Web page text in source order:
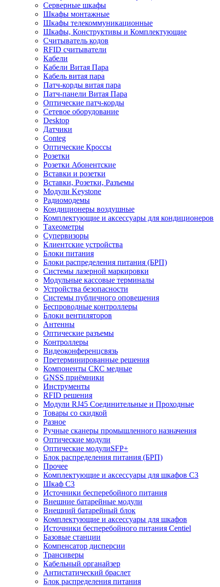
Серверные шкафы
Шкафы монтажные
Шкафы телекоммуникационные
Шкафы, Конструктивы и Комплектующие
Считыватель кодов
RFID считыватели
Кабели
Кабели Витая Пара
Кабель витая пара
Патч-корды витая пара
Патч-панели Витая Пара
Оптические патч-корды
Сетевое оборудование
Desktop
Датчики
Conteg
Оптические Кроссы
Розетки
Розетки Абонентские
Вставки и розетки
Вставки, Розетки, Разъемы
Модули Keystone
Радиомодемы
Кондиционеры воздушные
Комплектующие и аксессуары для кондиционеров
Тахеометры
Супервизоры
Клиентские устройства
Блоки питания
Блоки распределения питания (БРП)
Системы лазерной маркировки
Модульные кассовые терминалы
Устройства безопасности
Системы публичного оповещения
Беспроводные контроллеры
Блоки вентиляторов
Антенны
Оптические разъемы
Контроллеры
Видеоконференцсвязь
Претерминированные решения
Компоненты СКС медные
GNSS приёмники
Инструменты
RFID решения
Модули RJ45 Соединительные и Проходные
Товары со скидкой
Разное
Ручные сканеры промышленного назначения
Оптические модули
Оптические модулиSFP+
Блок распределения питания (БРП)
Прочее
Комплектующие и аксессуары для шкафов C3
Шкаф C3
Источники бесперебойного питания
Внешние батарейные модули
Внешний батарейный блок
Комплектующие и аксессуары для шкафов
Источники бесперебойного питания Centiel
Базовые станции
Компенсатор дисперсии
Трансиверы
Кабельный органайзер
Антистатический браслет
Блок распределения питания